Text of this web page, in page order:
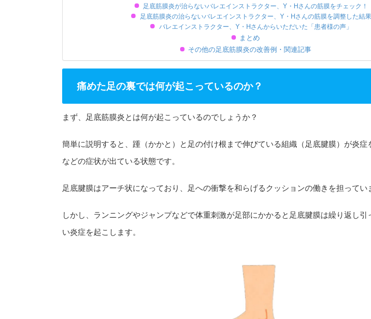
足底筋膜炎が治らないバレエインストラクター、Y・Hさんの筋膜をチェック！
足底筋膜炎の治らないバレエインストラクター、Y・Hさんの筋膜を調整した結果
バレエインストラクター、Y・Hさんからいただいた「患者様の声」
まとめ
その他の足底筋膜炎の改善例・関連記事
痛めた足の裏では何が起こっているのか？
まず、足底筋膜炎とは何が起こっているのでしょうか？
簡単に説明すると、踵（かかと）と足の付け根まで伸びている組織（足底腱膜）が炎症
などの症状が出ている状態です。
足底腱膜はアーチ状になっており、足への衝撃を和らげるクッションの働きを担ってい
しかし、ランニングやジャンプなどで体重刺激が足部にかかると足底腱膜は繰り返し引
い炎症を起こします。